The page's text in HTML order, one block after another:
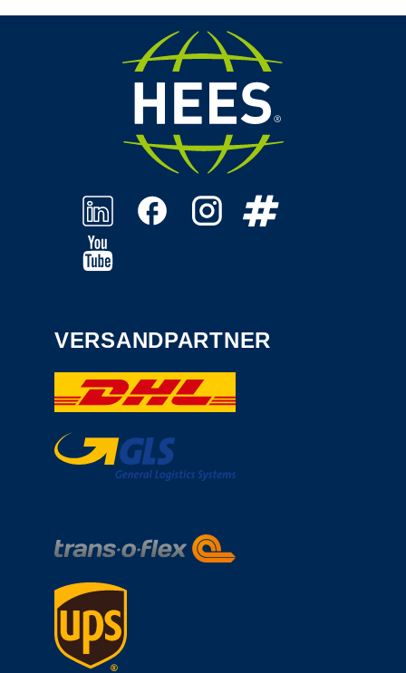
VERSANDPARTNER